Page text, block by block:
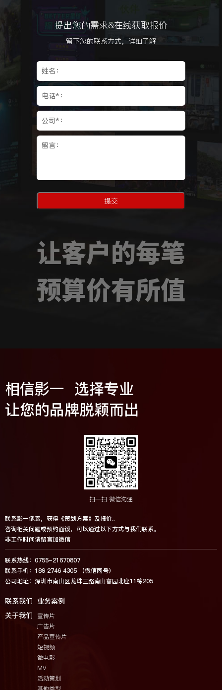
提出您的需求&在线获取报价
留下您的联系方式，详细了解
提交
让客户的每笔
预算价有所值
相信影一 选择专业
让您的品牌脱颖而出
扫一扫 微信沟通
联系影一像素，获得《策划方案》及报价。
咨询相关问题或预约面谈，可以通过以下方式与我们联系。
非工作时间请留言加微信
联系热线：0755-21670807
联系手机：189 2746 4305 （微信同号）
公司地址：深圳市南山区龙珠三路南山睿园北座11栋205
联系我们
关于我们
业务案例
宣传片
广告片
产品宣传片
短视频
微电影
MV
活动策划